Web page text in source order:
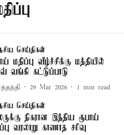
செய்திகள்
மதிப்பு வீழ்ச்சிக்கு மத்தியில்
வங்கி கட்டுப்பாடு
29 Mar 2026 1 min read
செய்திகள்
நிகரான இந்திய ரூபாய்
வரலாறு காணாத சரிவு